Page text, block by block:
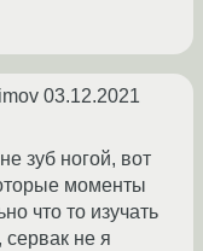
03.12.2021
зуб ногой, вот
моменты
что то изучать
не я